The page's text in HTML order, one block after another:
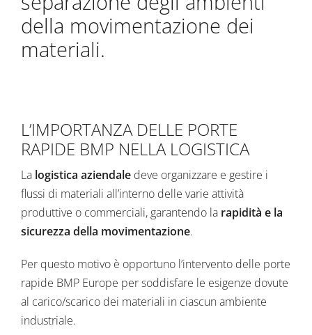
della movimentazione dei
materiali.
L’IMPORTANZA DELLE PORTE
RAPIDE BMP NELLA LOGISTICA
La logistica aziendale deve organizzare e gestire i
flussi di materiali all’interno delle varie attività
produttive o commerciali, garantendo la rapidità e la
sicurezza della movimentazione.
Per questo motivo è opportuno l’intervento delle porte
rapide BMP Europe per soddisfare le esigenze dovute
al carico/scarico dei materiali in ciascun ambiente
industriale.